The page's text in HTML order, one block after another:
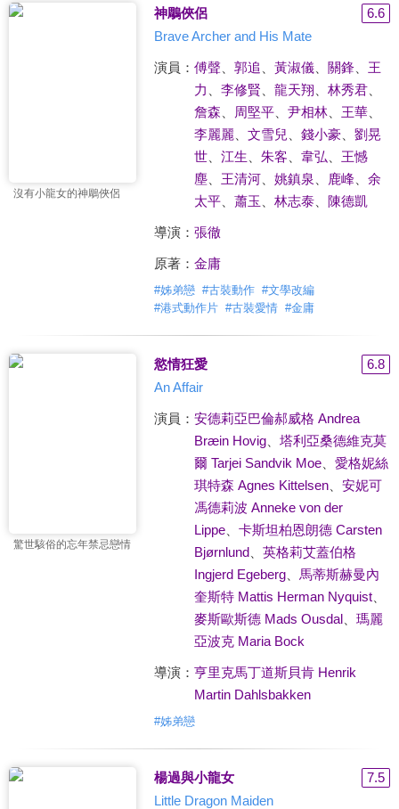
沒有小龍女的神鵰俠侶
神鵰俠侶
6.6
Brave Archer and His Mate
演員： 傅聲、 郭追 黃淑儀、 關鋒
王
力
李修賢 龍天翔 林秀君、
詹森
周堅平、 尹相林、 王華、
李麗麗
文雪兒 錢小豪
劉晃
世、 江生 朱客 韋弘
王憾
塵、 王清河、 姚鎮泉 鹿峰、 余
太平、 蕭玉 林志泰、 陳德凱
導演： 張徹
原著： 金庸
#姊弟戀 #古裝動作 #文學改編
#港式動作片 #古裝愛情 #金庸
驚世駭俗的忘年禁忌戀情
慾情狂愛
6.8
An Affair
演員： 安德莉亞巴倫郝威格 Andrea
Bræin Hovig、 塔利亞桑德維克莫
爾 Tarjei Sandvik Moe、 愛格妮絲
琪特森 Agnes Kittelsen、 安妮可
馮德莉波 Anneke von der
Lippe、 卡斯坦柏恩朗德 Carsten
Bjørnlund、 英格莉艾蓋伯格
Ingjerd Egeberg、 馬蒂斯赫曼內
奎斯特 Mattis Herman Nyquist、
麥斯歐斯德 Mads Ousdal、 瑪麗
亞波克 Maria Bock
導演： 亨里克馬丁道斯貝肯 Henrik
Martin Dahlsbakken
#姊弟戀
楊過與小龍女
7.5
Little Dragon Maiden